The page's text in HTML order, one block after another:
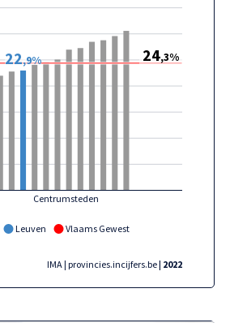
Leuven Vlaams Gewest
Centrumsteden
22,9% 24,3%
IMA | provincies.incijfers.be| 2022